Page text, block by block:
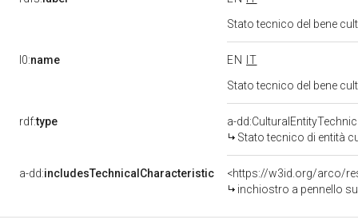
Stato tecnico del bene
l0:name EN
IT
Stato tecnico del bene
rdf:type
a-
Stato tecnico di entità
a-dd:includesTechnicalCharacteristic
<https://w3id.org/arco/
inchiostro a pennello